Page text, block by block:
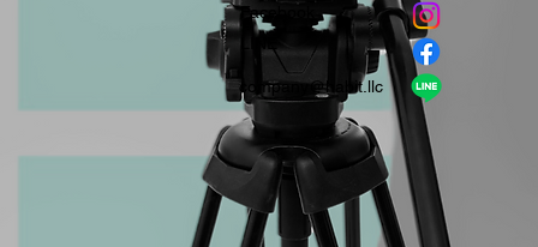
​Facebook
company＠habit.llc